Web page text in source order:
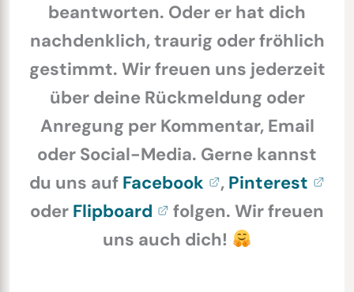
beantworten. Oder er hat dich
nachdenklich, traurig oder fröhlich
gestimmt. Wir freuen uns jederzeit
über deine Rückmeldung oder
Anregung per Kommentar, Email
oder Social-Media. Gerne kannst
du uns auf Facebook , Pinterest
oder Flipboard
folgen. Wir freuen
uns auch dich!